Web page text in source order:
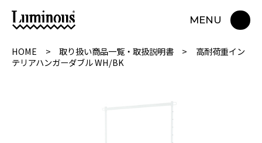
MENU
HOME 取り扱い商品一覧・取扱説明書
高耐荷重イン
テリアハンガーダブル WH/BK